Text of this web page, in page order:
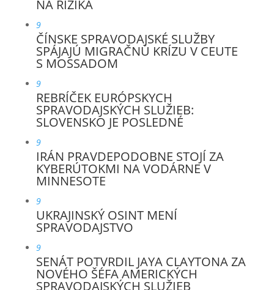
NA RIZIKÁ
9
ČÍNSKE SPRAVODAJSKÉ SLUŽBY
SPÁJAJÚ MIGRAČNÚ KRÍZU V CEUTE
S MOSSADOM
9
REBRÍČEK EURÓPSKYCH
SPRAVODAJSKÝCH SLUŽIEB:
SLOVENSKO JE POSLEDNÉ
9
IRÁN PRAVDEPODOBNE STOJÍ ZA
KYBERÚTOKMI NA VODÁRNE V
MINNESOTE
9
UKRAJINSKÝ OSINT MENÍ
SPRAVODAJSTVO
9
SENÁT POTVRDIL JAYA CLAYTONA ZA
NOVÉHO ŠÉFA AMERICKÝCH
SPRAVODAJSKÝCH SLUŽIEB